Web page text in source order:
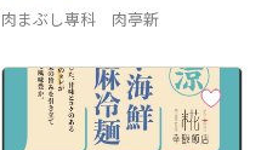
肉まぶし専科 肉亭新